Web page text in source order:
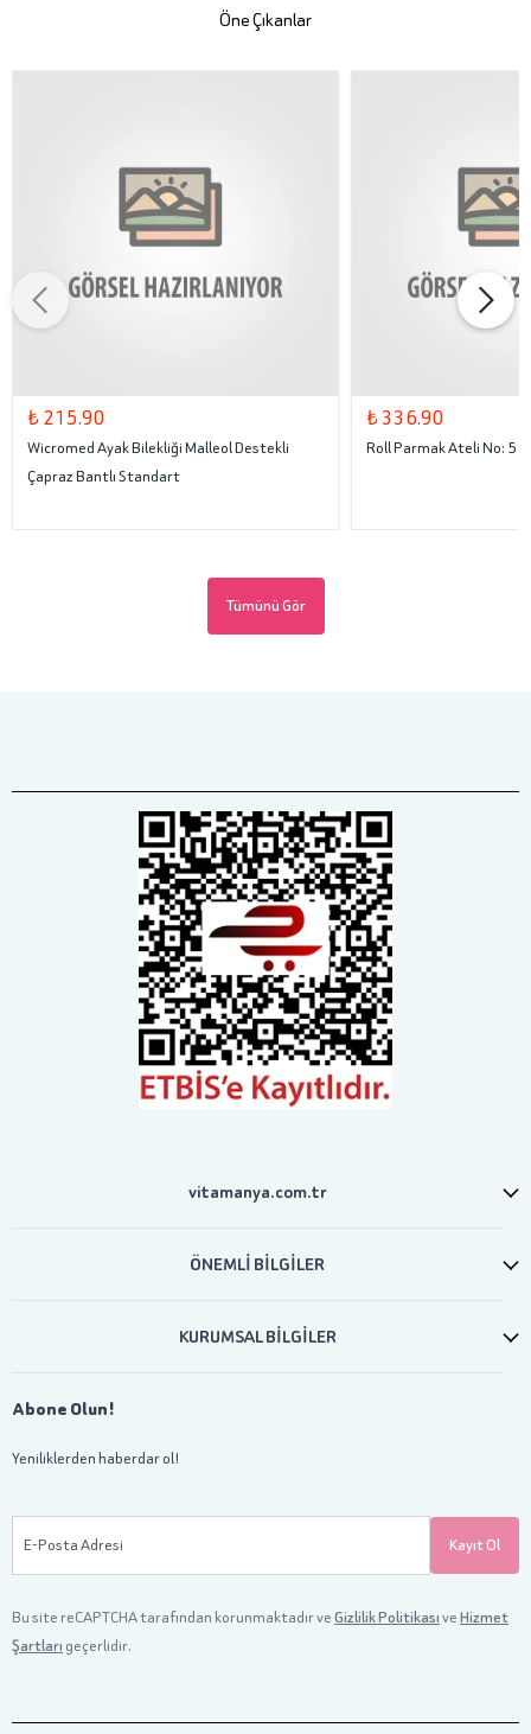
Öne Çıkanlar
₺ 215.90
Wicromed Ayak Bilekliği Malleol Destekli
Çapraz Bantlı Standart
₺ 336.90
Roll Parmak Ateli No: 5
Tümünü Gör
vitamanya.com.tr
ÖNEMLİ BİLGİLER
KURUMSAL BİLGİLER
Abone Olun!
Yeniliklerden haberdar ol!
E-Posta Adresi Kayıt Ol
Bu site reCAPTCHA tarafından korunmaktadır veGizlilik PolitikasıveHizmet
Şartları geçerlidir.